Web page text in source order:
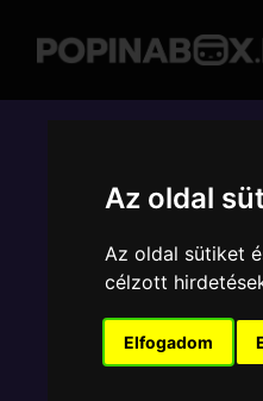
Az oldal
Az oldal sütiket
célzott
Elfogadom
POP
FUNKO